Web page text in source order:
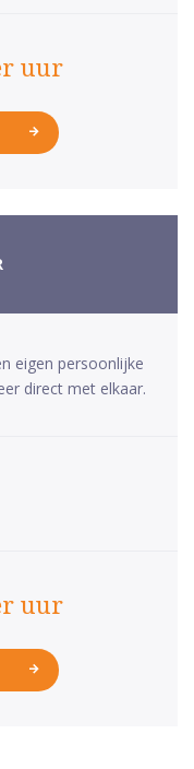
uur
eigen persoonlijke
direct met elkaar.
uur